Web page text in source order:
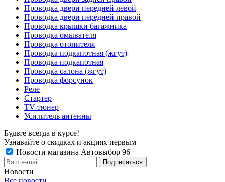
Проводка двери передней левой
Проводка двери передней правой
Проводка крышки багажника
Проводка омывателя
Проводка отопителя
Проводка подкапотная (жгут)
Проводка подкапотная
Проводка салона (жгут)
Проводка форсунок
Реле
Стартер
ТV-тюнер
Усилитель антенны
Будьте всегда в курсе!
Узнавайте о скидках и акциях первым
Новости магазина Автовыбор 96
Новости